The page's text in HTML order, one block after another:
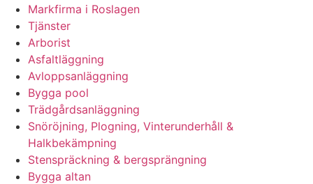
Markfirma i Roslagen
Tjänster
Arborist
Asfaltläggning
Avloppsanläggning
Bygga pool
Trädgårdsanläggning
Snöröjning, Plogning, Vinterunderhåll &
Halkbekämpning
Stenspräckning & bergsprängning
Bygga altan